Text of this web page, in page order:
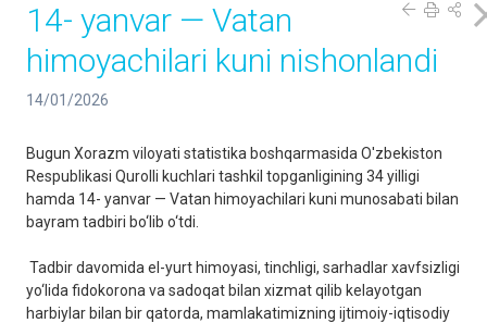
14- yanvar — Vatan
himoyachilari kuni nishonlandi
14/01/2026
Bugun Xorazm viloyati statistika boshqarmasida O'zbekiston
Respublikasi Qurolli kuchlari tashkil topganligining 34 yilligi
hamda 14- yanvar — Vatan himoyachilari kuni munosabati bilan
bayram tadbiri bo‘lib o‘tdi.
Tadbir davomida el-yurt himoyasi, tinchligi, sarhadlar xavfsizligi
yo‘lida fidokorona va sadoqat bilan xizmat qilib kelayotgan
harbiylar bilan bir qatorda, mamlakatimizning ijtimoiy-iqtisodiy